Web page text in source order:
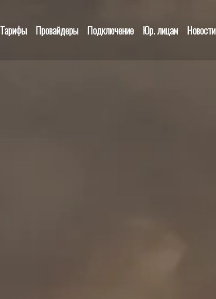
Тарифы Провайдеры Подключение Юр. лицам Новости